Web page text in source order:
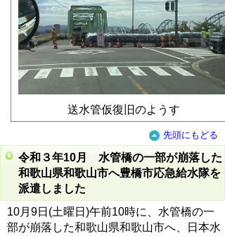
送水管仮復旧のようす
先頭にもどる
令和３年10月 水管橋の一部が崩落した
和歌山県和歌山市へ豊橋市応急給水隊を
派遣しました
10月9日(土曜日)午前10時に、水管橋の一
部が崩落した和歌山県和歌山市へ、日本水